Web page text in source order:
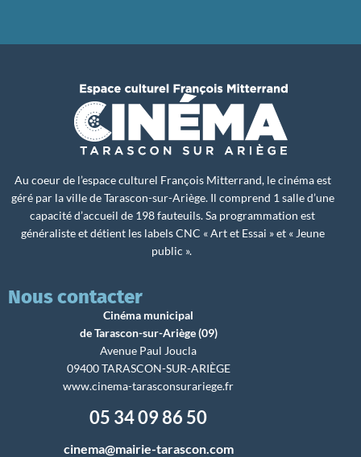
Au coeur de l’espace culturel François Mitterrand, le cinéma est
géré par la ville de Tarascon-sur-Ariège. Il comprend 1 salle d’une
capacité d’accueil de 198 fauteuils. Sa programmation est
généraliste et détient les labels CNC « Art et Essai » et « Jeune
public ».
Nous contacter
Cinéma municipal
de Tarascon-sur-Ariège (09)
Avenue Paul Joucla
09400 TARASCON-SUR-ARIÈGE
www.cinema-tarasconsurariege.fr
05 34 09 86 50
cinema@mairie-tarascon.com